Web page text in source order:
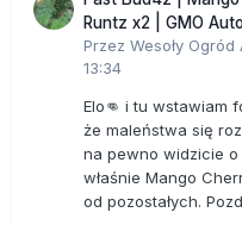
Runtz x2 | GMO
Przez Wesoły Ogród
13:34
Elo👊 i tu wstawiam
że maleństwa się
na pewno widzicie o
właśnie Mango
od pozostałych.